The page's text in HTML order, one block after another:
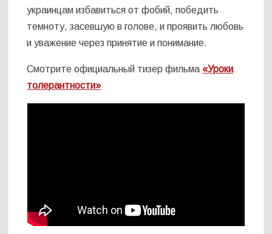
украинцам избавиться от фобий, победить
темноту, засевшую в голове, и проявить любовь
и уважение через принятие и понимание.
Смотрите официальный тизер фильма «Уроки
толерантности»